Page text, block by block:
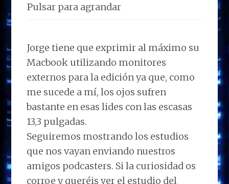
Pulsar para agrandar
Jorge tiene que exprimir al máximo su
Macbook utilizando monitores
externos para la edición ya que, como
me sucede a mí, los ojos sufren
bastante en esas lides con las escasas
13,3 pulgadas.
Seguiremos mostrando los estudios
que nos vayan enviando nuestros
amigos podcasters. Si la curiosidad os
corroe y queréis ver el estudio del